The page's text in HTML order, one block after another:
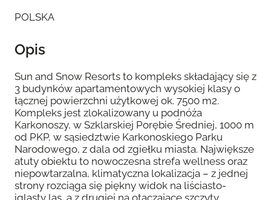
POLSKA
Opis
Sun and Snow Resorts to kompleks składający się z
3 budynków apartamentowych wysokiej klasy o
łącznej powierzchni użytkowej ok. 7500 m2.
Kompleks jest zlokalizowany u podnóża
Karkonoszy, w Szklarskiej Porębie Średniej, 1000 m
od PKP, w sąsiedztwie Karkonoskiego Parku
Narodowego, z dala od zgiełku miasta. Największe
atuty obiektu to nowoczesna strefa wellness oraz
niepowtarzalna, klimatyczna lokalizacja – z jednej
strony rozciąga się piękny widok na liściasto-